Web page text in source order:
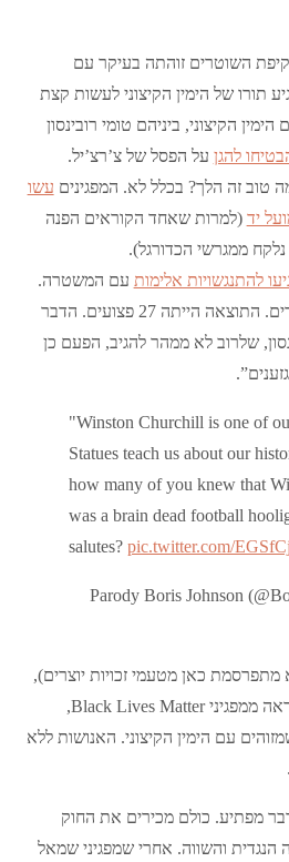
השוטרים זוהתה בעיקר עם
תורו של הימין הקיצוני לעשות קצת
הקיצוני, ביניהם טומי רובינסון
להגן על הפסל של צ’רצ’יל.
טוב זה הלך? בכלל לא. המפגינים עשו
יד (למרות שאחד הקוראים הפנה
ממגרשי הכדורגל).
להתנגשויות אלימות עם המשטרה.
בין השאר כי הם תקפו שוטרים. התוצאה הייתה 27 פצועים. הדבר
שלרוב לא ממהר להגיב, הפעם כן
"Winston Churchill is one of
Statues teach us about our
how many of you knew that
was a brain dead football
salutes?pic.twitter.com/
כאן מטעמי זכויות יוצרים),
היא של אדם שחור, ככל הנראה ממפגיני Black Lives Matter,
עם הימין הקיצוני. האנושות ללא
מפתיע. כולם מכירים את החוק
הנגדית והשווה. אחרי שמפגיני שמאל